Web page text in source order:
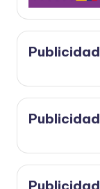
Publicidad
Publicidad
Publicidad